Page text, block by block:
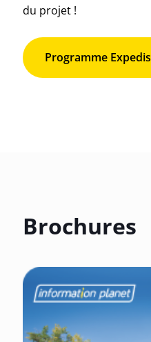
du projet !
Programme Expedis
Brochures